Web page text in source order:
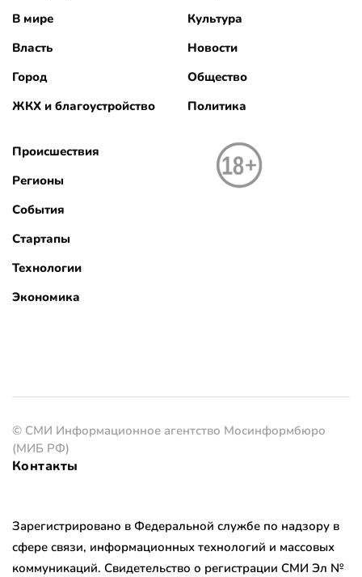
В мире
Власть
Город
ЖКХ и благоустройство
Культура
Новости
Общество
Политика
Происшествия
Регионы
События
Стартапы
Технологии
Экономика
© СМИ Информационное агентство Мосинформбюро
(МИБ РФ)
Контакты
Зарегистрировано в Федеральной службе по надзору в
сфере связи, информационных технологий и массовых
коммуникаций. Свидетельство о регистрации СМИ Эл №